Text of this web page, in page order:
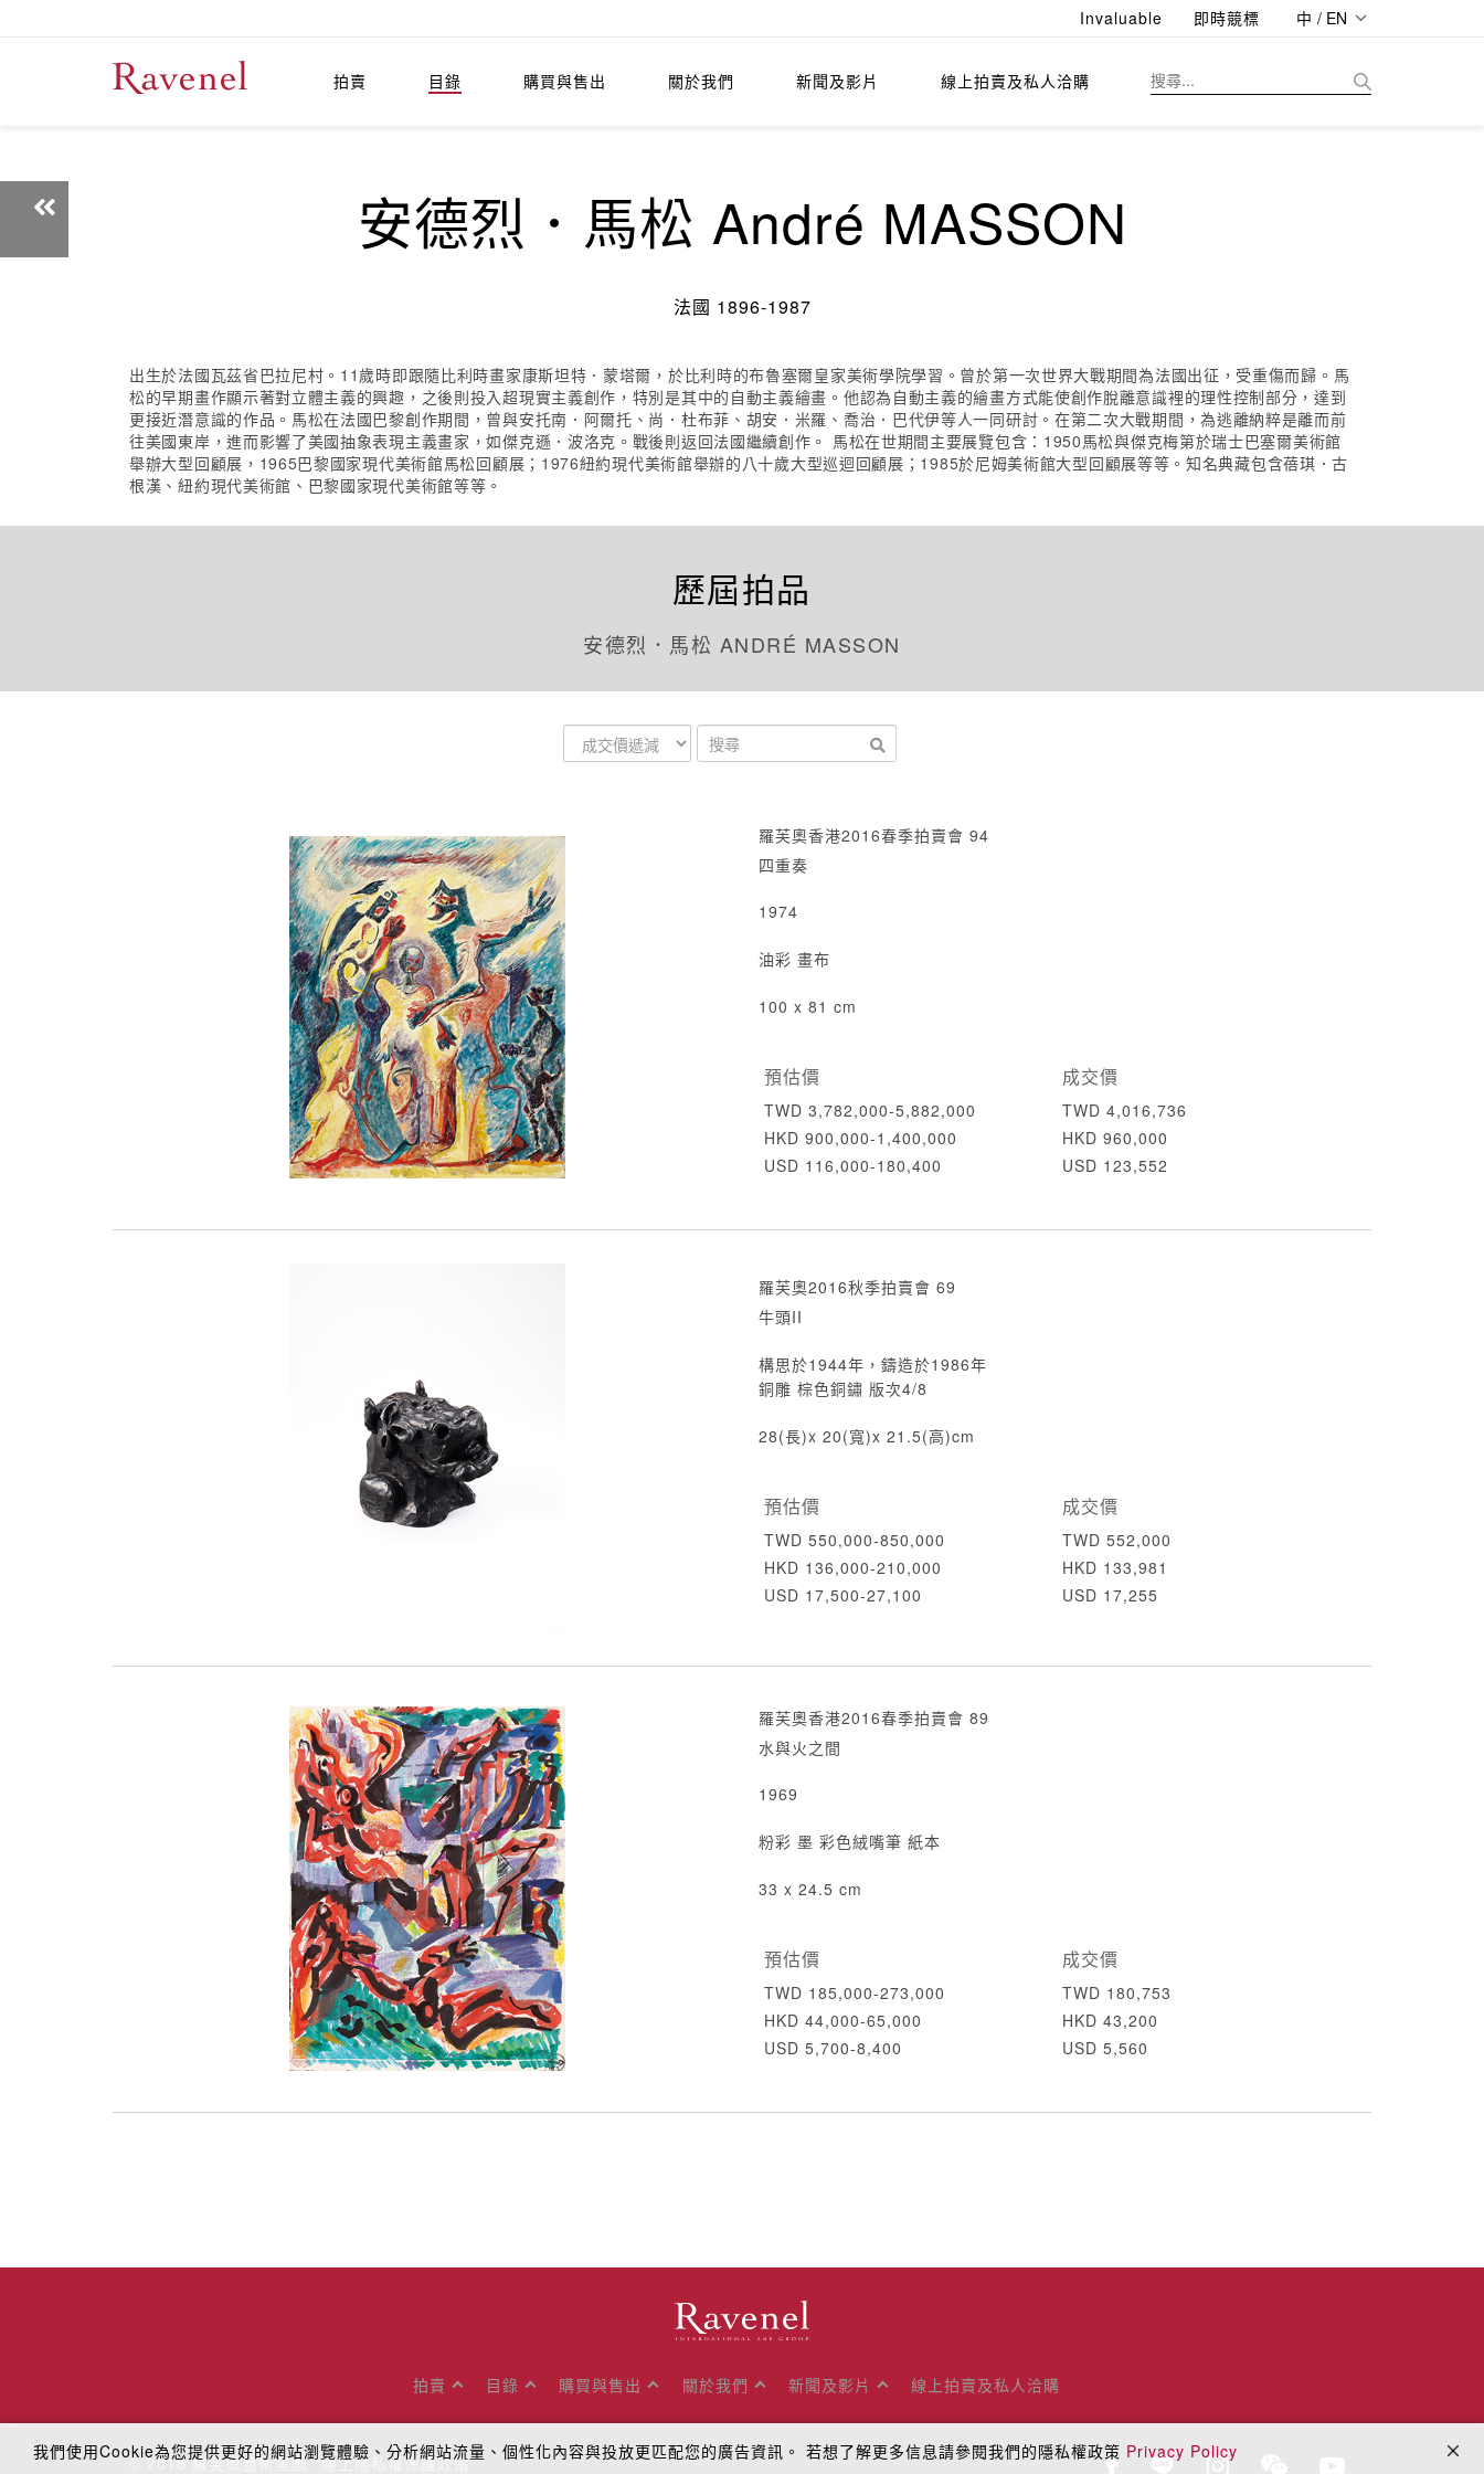
Invaluable 即時競標 中 / EN
拍賣 目錄 購買與售出 關於我們 新聞及影片 線上拍賣及私人洽購
安德烈．馬松 André MASSON
法國 1896-1987
出生於法國瓦茲省巴拉尼村。11歲時即跟隨比利時畫家康斯坦特．蒙塔爾，於比利時的布魯塞爾皇家美術學院學習。曾於第一次世界大戰期間為法國出征，受重傷而歸。馬
松的早期畫作顯示著對立體主義的興趣，之後則投入超現實主義創作，特別是其中的自動主義繪畫。他認為自動主義的繪畫方式能使創作脫離意識裡的理性控制部分，達到
更接近潛意識的作品。馬松在法國巴黎創作期間，曾與安托南．阿爾托、尚．杜布菲、胡安．米羅、喬治．巴代伊等人一同研討。在第二次大戰期間，為逃離納粹是離而前
往美國東岸，進而影響了美國抽象表現主義畫家，如傑克遜．波洛克。戰後則返回法國繼續創作。 馬松在世期間主要展覽包含：1950馬松與傑克梅第於瑞士巴塞爾美術館
舉辦大型回顧展，1965巴黎國家現代美術館馬松回顧展；1976紐約現代美術館舉辦的八十歲大型巡迴回顧展；1985於尼姆美術館大型回顧展等等。知名典藏包含蓓琪．古
根漢、紐約現代美術館、巴黎國家現代美術館等等。
歷屆拍品
安德烈．馬松 ANDRÉ MASSON
羅芙奧香港2016春季拍賣會 94
四重奏
1974
油彩 畫布
100 x 81 cm
預估價
TWD 3,782,000-5,882,000
HKD 900,000-1,400,000
USD 116,000-180,400
成交價
TWD 4,016,736
HKD 960,000
USD 123,552
羅芙奧2016秋季拍賣會 69
牛頭II
構思於1944年，鑄造於1986年
銅雕 棕色銅鏽 版次4/8
28(長)x 20(寬)x 21.5(高)cm
預估價
TWD 550,000-850,000
HKD 136,000-210,000
USD 17,500-27,100
成交價
TWD 552,000
HKD 133,981
USD 17,255
羅芙奧香港2016春季拍賣會 89
水與火之間
1969
粉彩 墨 彩色絨嘴筆 紙本
33 x 24.5 cm
預估價
TWD 185,000-273,000
HKD 44,000-65,000
USD 5,700-8,400
成交價
TWD 180,753
HKD 43,200
USD 5,560
拍賣 目錄 購買與售出 關於我們 新聞及影片 線上拍賣及私人洽購
© 2018羅芙奧藝術集團 線上隱私權保護政策
我們使用Cookie為您提供更好的網站瀏覽體驗、分析網站流量、個性化內容與投放更匹配您的廣告資訊。 若想了解更多信息請參閱我們的隱私權政策 Privacy Policy